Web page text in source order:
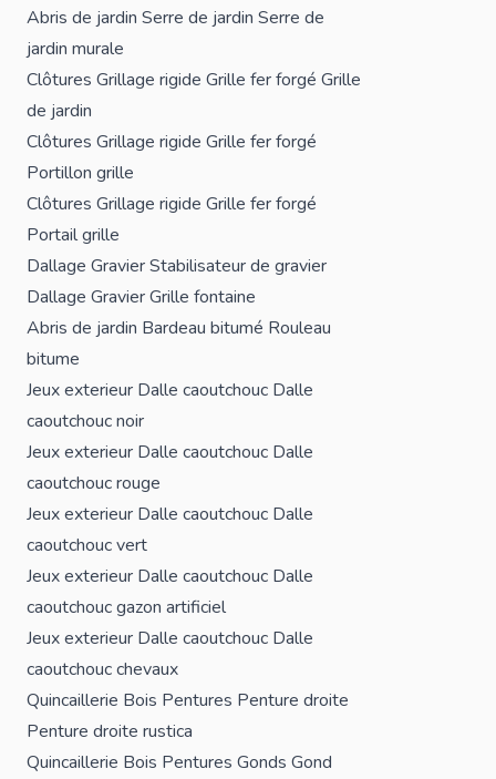
Abris de jardin Serre de jardin Serre de
jardin murale
Clôtures Grillage rigide Grille fer forgé Grille
de jardin
Clôtures Grillage rigide Grille fer forgé
Portillon grille
Clôtures Grillage rigide Grille fer forgé
Portail grille
Dallage GravierStabilisateur de gravier
Dallage GravierGrille fontaine
Abris de jardin Bardeau bitumé Rouleau
bitume
Jeux exterieur Dalle caoutchouc Dalle
caoutchouc noir
Jeux exterieur Dalle caoutchouc Dalle
caoutchouc rouge
Jeux exterieur Dalle caoutchouc Dalle
caoutchouc vert
Jeux exterieur Dalle caoutchouc Dalle
caoutchouc gazon artificiel
Jeux exterieur Dalle caoutchouc Dalle
caoutchouc chevaux
Quincaillerie Bois Pentures Penture droite
Penture droite rustica
Quincaillerie Bois Pentures Gonds Gond